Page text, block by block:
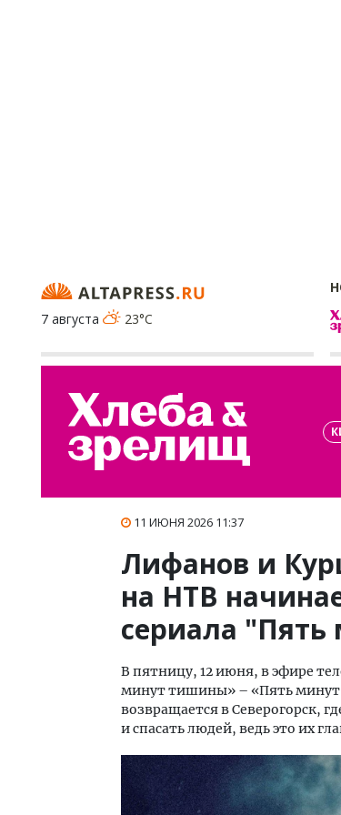
7 августа
23°C
11 ИЮНЯ 2026 11:37
Лифанов и
на НТВ
сериала
В пятницу, 12 июня, в эфире
минут тишины» – «Пять минут
возвращается в Северогорск,
и спасать людей, ведь это их